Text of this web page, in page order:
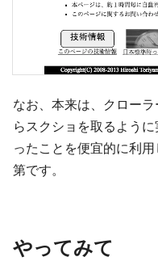
なお、本来は、クロー
らスクショを取るよう
ったことを便宜的に利
第です。
やってみて